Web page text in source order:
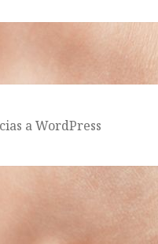
a WordPress